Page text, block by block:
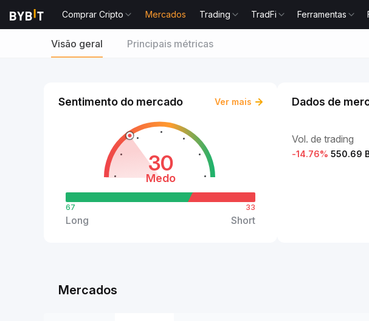
Comprar Cripto Mercados Trading TradFi Ferramentas
Visão geral Principais métricas
Sentimento do mercado Ver mais
30
Medo
67
Long
33
Short
Dados de
Vol. de trading
-14.76% 550.69
Mercados